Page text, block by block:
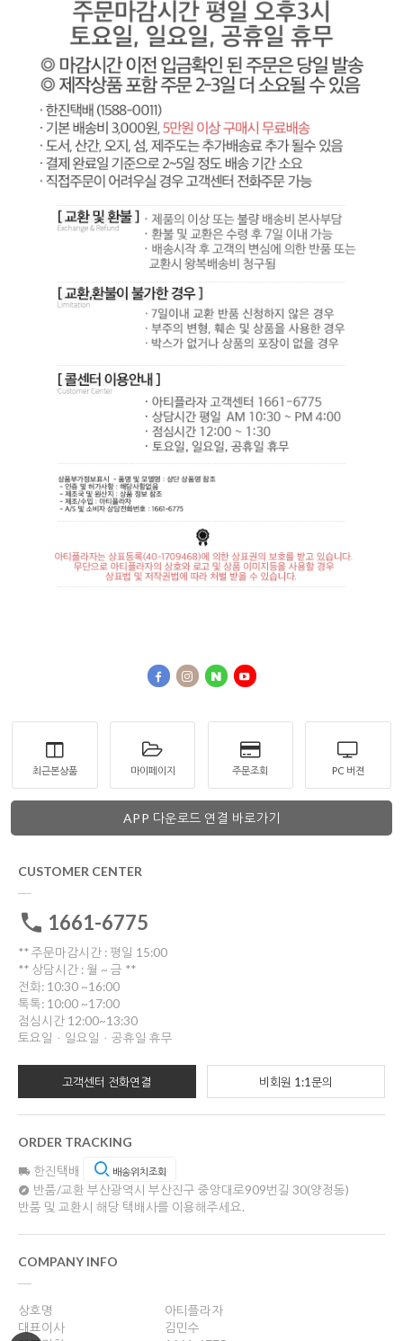
최근본상품 마이페이지 주문조회 PC 버젼
APP 다운로드 연결 바로가기
CUSTOMER CENTER
1661-6775
** 주문마감시간 : 평일 15:00
** 상담시간 : 월 ~ 금 **
전화: 10:30 ~16:00
톡톡: 10:00 ~17:00
점심시간 12:00~13:30
토요일ㆍ일요일ㆍ공휴일 휴무
고객센터 전화연결 비회원 1:1문의
ORDER TRACKING
한진택배 배송위치조회
반품/교환 부산광역시 부산진구 중앙대로909번길 30(양정동)
반품 및 교환시 해당 택배사를 이용해주세요.
COMPANY INFO
상호명
아티플라자
대표이사
김민수